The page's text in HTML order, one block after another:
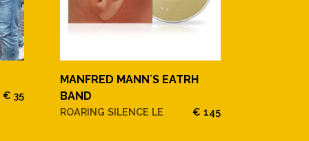
€ 35
MANFRED MANN´S EATRH
BAND
ROARING SILENCE LE € 145